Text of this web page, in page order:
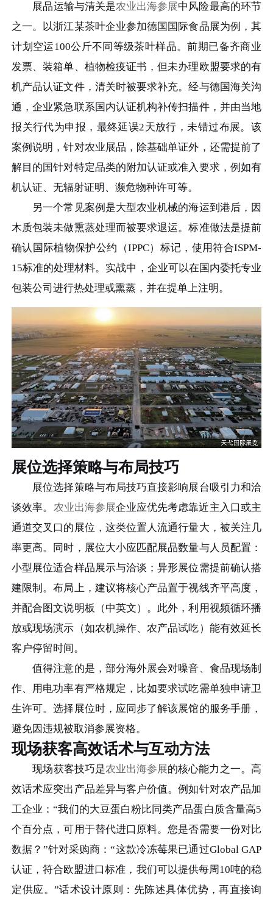
展品运输与清关是农业出海参展中风险最高的环节
之一。以浙江某茶叶企业参加德国国际食品展为例，其
计划空运100公斤不同等级茶叶样品。前期已备齐商业
发票、装箱单、植物检疫证书，但未办理欧盟要求的有
机产品认证文件，清关时被要求补充。经与德国海关沟
通，企业紧急联系国内认证机构补传扫描件，并由当地
报关行代为申报，最终延误2天放行，未错过布展。该
案例说明，针对农业展品，除基础单证外，还需提前了
解目的国针对特定品类的附加认证或准入要求，例如有
机认证、无辐射证明、濒危物种许可等。
另一个常见案例是大型农业机械的海运到港后，因
木质包装未做熏蒸处理而被要求退运。标准做法是提前
确认国际植物保护公约（IPPC）标记，使用符合ISPM-
15标准的处理材料。实战中，企业可以在国内委托专业
包装公司进行热处理或熏蒸，并在提单上注明。
展位选择策略与布局技巧
展位选择策略与布局技巧直接影响展台吸引力和洽
谈效率。 农业出海参展企业应优先考虑靠近主入口或主
通道交叉口的展位，这类位置人流通行量大，被关注几
率更高。同时，展位大小应匹配展品数量与人员配置：
小型展位适合样品展示与洽谈；异形展位需提前确认搭
建限制。布局上，建议将核心产品置于视线齐平高度，
并配合图文说明板（中英文）。此外，利用视频循环播
放或现场演示（如农机操作、农产品试吃）能有效延长
客户停留时间。
值得注意的是，部分海外展会对噪音、食品现场制
作、用电功率有严格规定，比如要求试吃需单独申请卫
生许可。选择展位时，应同步了解该展馆的服务手册，
避免因违规被取消参展资格。
现场获客高效话术与互动方法
现场获客技巧是农业出海参展的核心能力之一。高
效话术应突出产品差异与客户价值。例如针对农产品加
工企业：“我们的大豆蛋白粉比同类产品蛋白质含量高5
个百分点，可用于替代进口原料。您是否需要一份对比
数据？”针对采购商：“这款冷冻莓果已通过Global GAP
认证，符合欧盟进口标准，我们可以提供每周10吨的稳
定供应。”话术设计原则：先陈述具体优势，再直接询